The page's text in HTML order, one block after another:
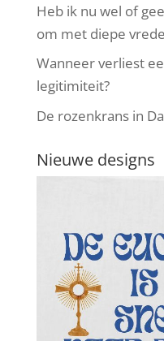
Heb ik nu wel of
om met diepe
Wanneer verliest
legitimiteit?
De rozenkrans in
Nieuwe designs